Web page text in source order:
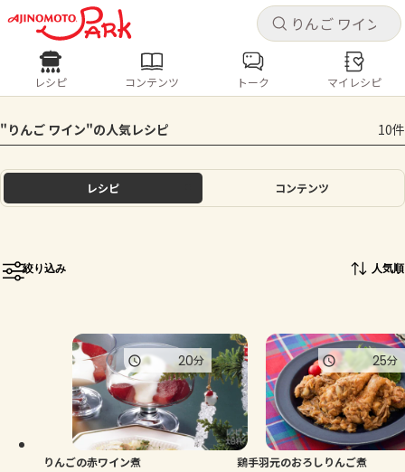
キャ
ログインするとレシピを保存できます
ログイン
ホーム
トーク
よくあるお問い合わせ
お買い物
キャ
レシピ コンテンツ
人気の食材・レシピ
きゅうり なす トマト とうもろこし
ピーマン
レシピ コンテンツ トーク マイレシピ
"りんご ワイン"の人気レシピ 10件
レシピ コンテンツ
絞り込み 人気順
りんごの赤ワイン煮
20分
鶏手羽元のおろしりんご煮
25分